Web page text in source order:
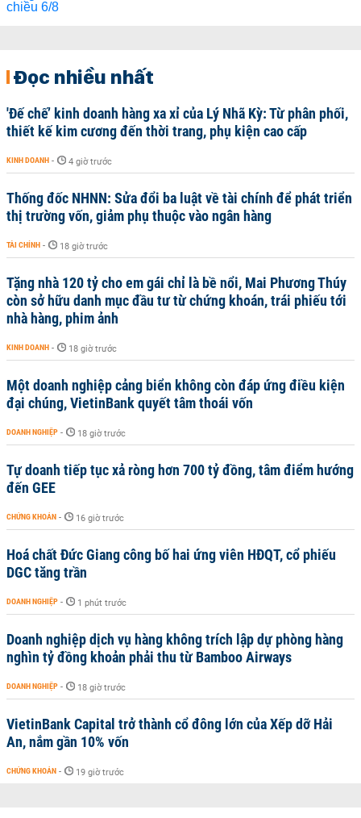
Đọc nhiều nhất
'Đế chế’ kinh doanh hàng xa xỉ của Lý Nhã Kỳ: Từ phân phối,
thiết kế kim cương đến thời trang, phụ kiện cao cấp
KINH DOANH - 4 giờ trước
Thống đốc NHNN: Sửa đổi ba luật về tài chính để phát triển
thị trường vốn, giảm phụ thuộc vào ngân hàng
TÀI CHÍNH - 18 giờ trước
Tặng nhà 120 tỷ cho em gái chỉ là bề nổi, Mai Phương Thúy
còn sở hữu danh mục đầu tư từ chứng khoán, trái phiếu tới
nhà hàng, phim ảnh
KINH DOANH - 18 giờ trước
Một doanh nghiệp cảng biển không còn đáp ứng điều kiện
đại chúng, VietinBank quyết tâm thoái vốn
DOANH NGHIỆP - 18 giờ trước
Tự doanh tiếp tục xả ròng hơn 700 tỷ đồng, tâm điểm hướng
đến GEE
CHỨNG KHOÁN - 16 giờ trước
Hoá chất Đức Giang công bố hai ứng viên HĐQT, cổ phiếu
DGC tăng trần
DOANH NGHIỆP - 1 phút trước
Doanh nghiệp dịch vụ hàng không trích lập dự phòng hàng
nghìn tỷ đồng khoản phải thu từ Bamboo Airways
DOANH NGHIỆP - 18 giờ trước
VietinBank Capital trở thành cổ đông lớn của Xếp dỡ Hải
An, nắm gần 10% vốn
CHỨNG KHOÁN - 19 giờ trước